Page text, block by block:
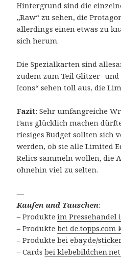
Hintergrund sind die
„Raw“ zu sehen, die
allerdings einen etwas zu
sich herum.
Die Spezialkarten sind
zudem zum Teil Glitzer- und
Icons“ sehen toll aus, die
Fazit: Sehr umfangreiche
Fans glücklich machen
riesiges Budget sollten sich
werden, ob sie alle Limited
Relics sammeln wollen, die
ohnehin viel zu selten.
—
Kaufen und Tauschen:
– Produkteim Pressehandel
– Produktebei de.topps.com
– Produktebei ebay.de/
– Cardsbei